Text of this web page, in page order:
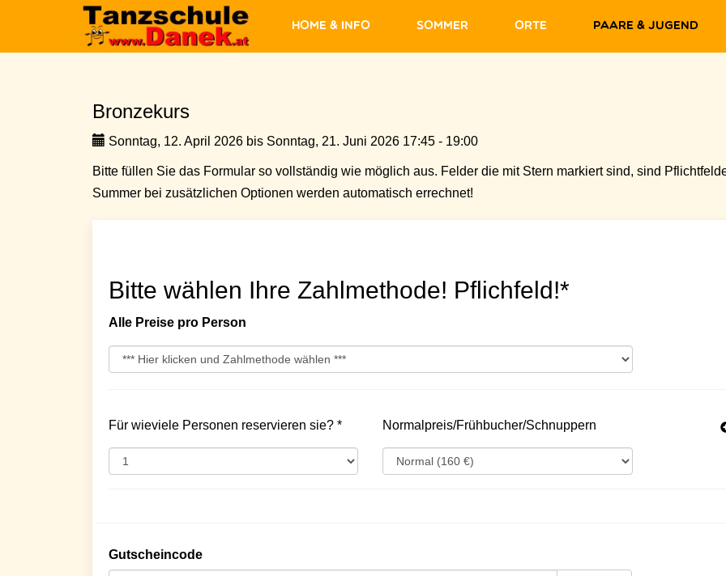
Home & Info Sommer Orte Paare & Jugend
Bronzekurs
Sonntag, 12. April 2026 bis Sonntag, 21. Juni 2026 17:45 - 19:00
Bitte füllen Sie das Formular so vollständig wie möglich aus. Felder die mit Stern markiert sind, sind
Summer bei zusätzlichen Optionen werden automatisch errechnet!
Bitte wählen Ihre Zahlmethode! Pflichfeld!*
Alle Preise pro Person
Für wieviele Personen reservieren sie? * Normalpreis/Frühbucher/Schnuppern
Gutscheincode